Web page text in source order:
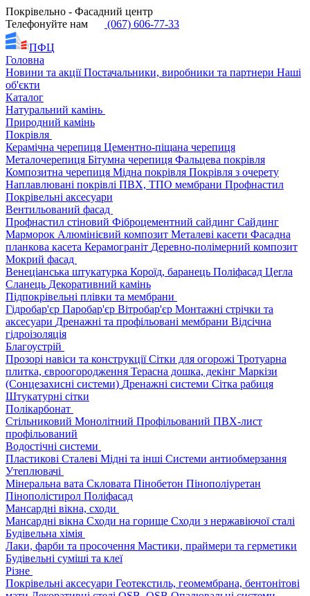
Покрівельно - Фасадний центр
Телефонуйте нам
(067) 606-77-33
ПФЦ
Головна
Новини та акціїПостачальники, виробники та партнери Наші
об'єкти
Каталог
Натуральний камінь
Природний камінь
Покрівля
Керамічна черепиця Цементно-піщана черепиця
Металочерепиця Бітумна черепиця Фальцева покрівля
Композитна черепиця Мідна покрівля Покрівля з очерету
Наплавлювані покрівлі ПВХ, ТПО мембрани Профнастил
Покрівельні аксесуари
Вентильований фасад
Профнастил стіновий Фіброцементний сайдинг Сайдинг
Марморок Алюмінієвий композит Металеві касети Фасадна
планкова касета Керамограніт Деревно-полімерний композит
Мокрий фасад
Венеціанська штукатурка Короїд, баранець Поліфасад Цегла
Сланець Декоративний камінь
Підпокрівельні плівки та мембрани
Гідробар'єр Паробар'єр Вітробар'єр Монтажні стрічки та
аксесуари Дренажні та профільовані мембрани Відсічна
гідроізоляція
Благоустрій
Прозорі навіси та конструкціїСітки для огорожі Тротуарна
плитка, євроогородження Терасна дошка, декінг Маркізи
(Сонцезахисні системи) Дренажні системи Сітка рабиця
Штукатурні сітки
Полікарбонат
Стільниковий Монолітний Профільований ПВХ-лист
профільований
Водостічні системи
Пластикові Сталеві Мідні та інші Системи антиобмерзання
Утеплювачі
Мінеральна вата Скловата Пінобетон Пінополіуретан
Пінополістирол Поліфасад
Мансардні вікна, сходи
Мансардні вікна Сходи на горище Сходи з нержавіючої сталі
Будівельна хімія
Лаки, фарби та просочення Мастики, праймери та герметики
Будівельні суміші та клеї
Різне
Покрівельні аксесуари Геотекстиль, геомембрана, бентонітові